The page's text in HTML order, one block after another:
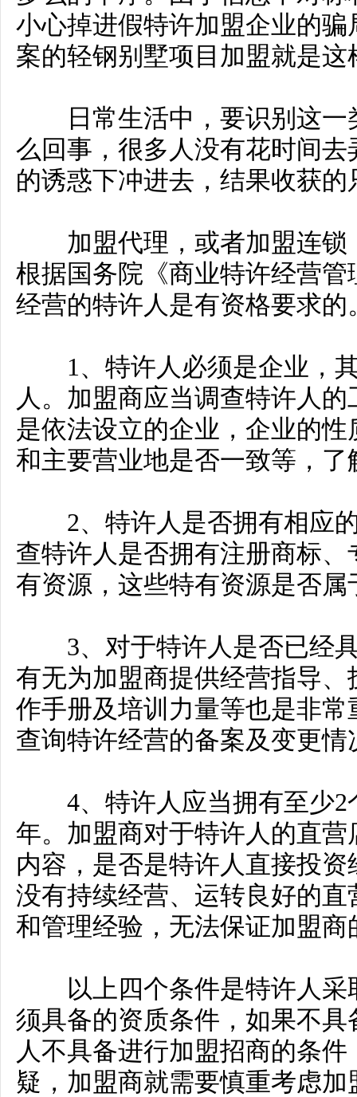
小心掉进假特许加盟企业的
案的轻钢别墅项目加盟就是这
日常生活中，要识别这一
么回事，很多人没有花时间
的诱惑下冲进去，结果收获
加盟代理，或者加盟连锁
根据国务院《商业特许经营
经营的特许人是有资格要求的
1、特许人必须是企业，其
人。加盟商应当调查特许人
是依法设立的企业，企业的
和主要营业地是否一致等，
2、特许人是否拥有相应的
查特许人是否拥有注册商标
有资源，这些特有资源是否
3、对于特许人是否已经具
有无为加盟商提供经营指导
作手册及培训力量等也是非
查询特许经营的备案及变更情
4、特许人应当拥有至少2
年。加盟商对于特许人的直
内容，是否是特许人直接投
没有持续经营、运转良好的
和管理经验，无法保证加盟
以上四个条件是特许人采
须具备的资质条件，如果不
人不具备进行加盟招商的条
疑，加盟商就需要慎重考虑加